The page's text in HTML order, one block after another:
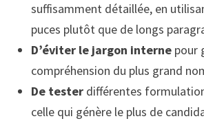
suffisamment détaillée, en
puces plutôt que de longs
D’éviter le jargon internepour
compréhension du plus grand
De testerdifférentes
celle qui génère le plus de